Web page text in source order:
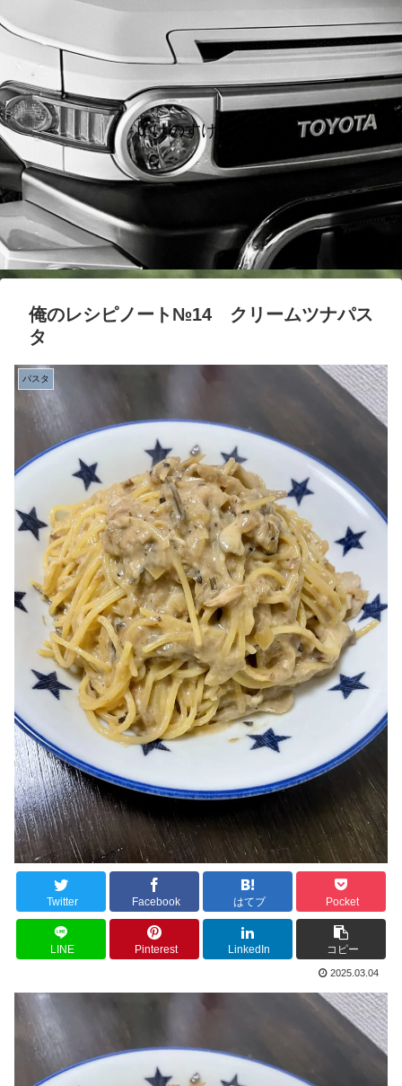
いけのすけノート
俺のレシピノート№14 クリームツナパス
タ
パスタ
Twitter Facebook はてブ Pocket
LINE Pinterest LinkedIn コピー
2025.03.04